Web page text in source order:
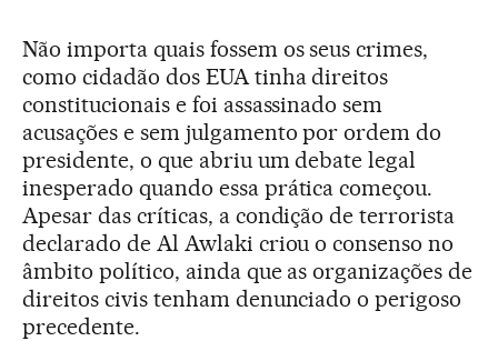
Não importa quais fossem os seus crimes,
como cidadão dos EUA tinha direitos
constitucionais e foi assassinado sem
acusações e sem julgamento por ordem do
presidente, o que abriu um debate legal
inesperado quando essa prática começou.
Apesar das críticas, a condição de terrorista
declarado de Al Awlaki criou o consenso no
âmbito político, ainda que as organizações de
direitos civis tenham denunciado o perigoso
precedente.